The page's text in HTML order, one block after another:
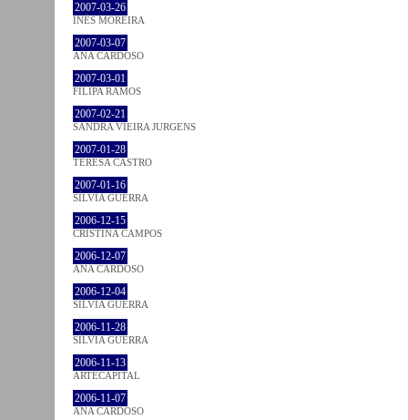
2007-03-26
INÊS MOREIRA
2007-03-07
ANA CARDOSO
2007-03-01
FILIPA RAMOS
2007-02-21
SANDRA VIEIRA JURGENS
2007-01-28
TERESA CASTRO
2007-01-16
SÍLVIA GUERRA
2006-12-15
CRISTINA CAMPOS
2006-12-07
ANA CARDOSO
2006-12-04
SÍLVIA GUERRA
2006-11-28
SÍLVIA GUERRA
2006-11-13
ARTECAPITAL
2006-11-07
ANA CARDOSO